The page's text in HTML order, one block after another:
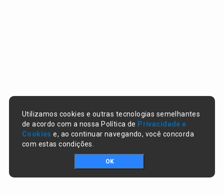
Utilizamos cookies e outras tecnologias semelhantes
de acordo com a nossa Política de Privacidade e
Cookies e, ao continuar navegando, você concorda
com estas condições.
OK